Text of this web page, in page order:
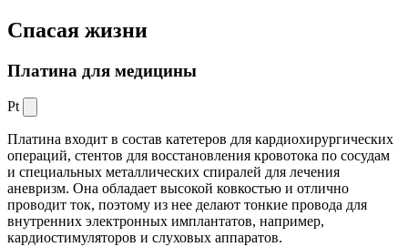
Спасая жизни
Платина для медицины
Pt
Платина входит в состав катетеров для кардиохирургических
операций, стентов для восстановления кровотока по сосудам
и специальных металлических спиралей для лечения
аневризм. Она обладает высокой ковкостью и отлично
проводит ток, поэтому из нее делают тонкие провода для
внутренних электронных имплантатов, например,
кардиостимуляторов и слуховых аппаратов.